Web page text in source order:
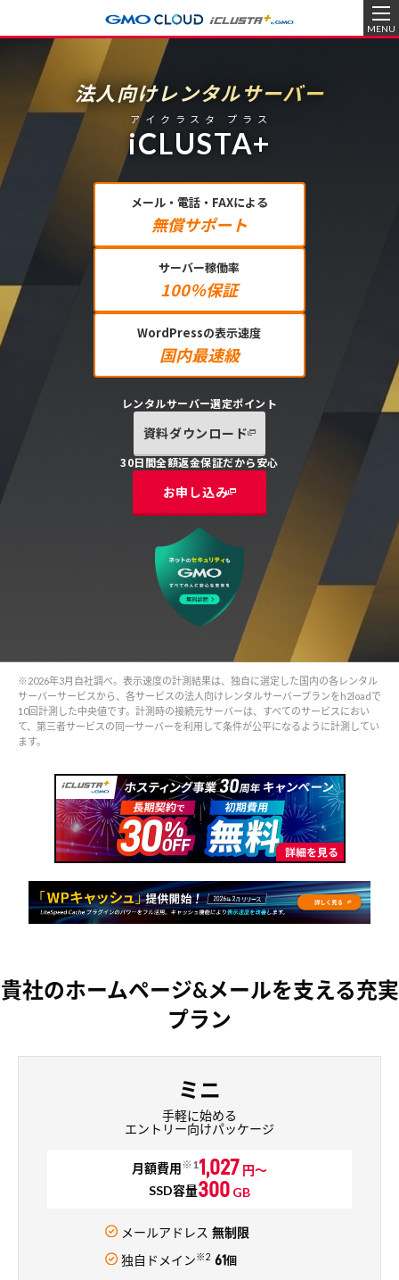
MENU
法人向けレンタルサーバー
iCLUSTA+
アイクラスタ プラス
メール・電話・FAXによる
無償サポート
サーバー稼働率
100％保証
WordPressの表示速度
国内最速級
レンタルサーバー選定ポイント
資料ダウンロード
30日間全額返金保証だから安心
お申し込み
※2026年3月自社調べ。表示速度の計測結果は、独自に選定した国内の各レンタル
サーバーサービスから、各サービスの法人向けレンタルサーバープランをh2loadで
10回計測した中央値です。計測時の接続元サーバーは、すべてのサービスにおい
て、第三者サービスの同一サーバーを利用して条件が公平になるように計測してい
ます。
貴社のホームページ&メールを支える充実
プラン
ミニ
手軽に始める
エントリー向けパッケージ
月額費用※11,027 円～
SSD容量300 GB
メールアドレス 無制限
独自ドメイン※2 61個